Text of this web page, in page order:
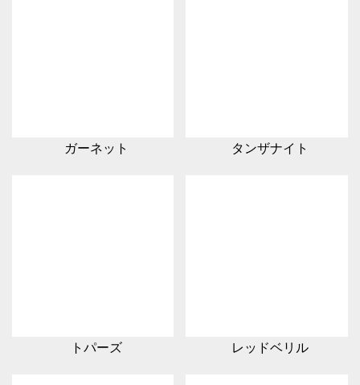
ガーネット タンザナイト
トパーズ レッドベリル